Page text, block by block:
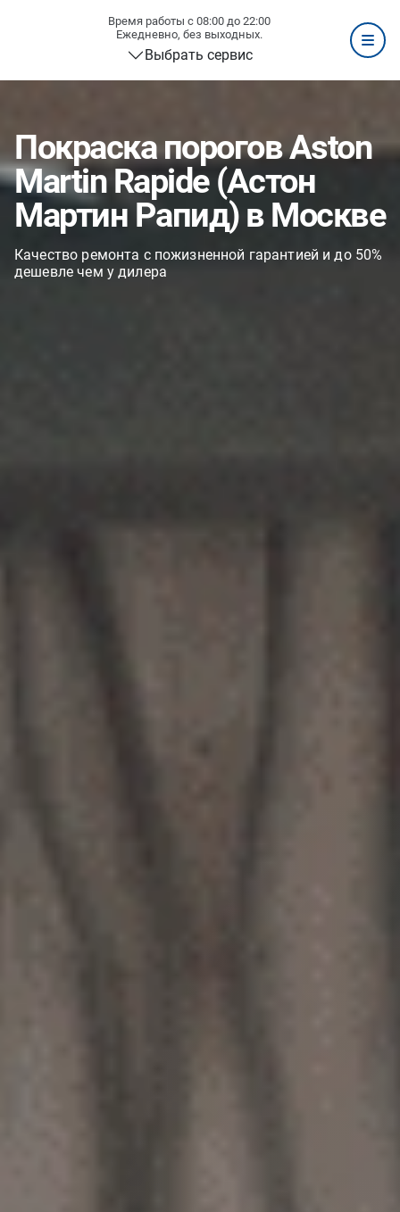
Время работы с 08:00 до 22:00
Ежедневно, без выходных.
Выбрать сервис
Покраска порогов Aston
Martin Rapide (Астон
Мартин Рапид) в Москве
Качество ремонта с пожизненной гарантией и до 50%
дешевле чем у дилера